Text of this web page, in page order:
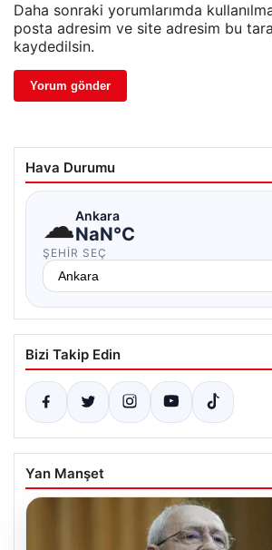
Daha sonraki yorumlarımda
posta adresim ve site adresim bu
kaydedilsin.
Hava Durumu
☁Ankara
NaN°C
ŞEHIR SEÇ
Bizi Takip Edin
Yan Manşet